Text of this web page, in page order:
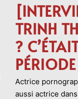
TRINH
?
Actrice
aussi actrice